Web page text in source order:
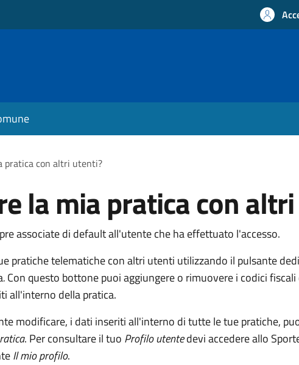
pratica con altri utenti?
la mia pratica con
associate di default all'utente che ha effettuato l'accesso.
pratiche telematiche con altri utenti utilizzando il pulsante
.Con questo bottone puoi aggiungere o rimuovere i codici
all'interno della pratica.
modificare, i dati inseriti all'interno di tutte le tue pratiche,
. Per consultare il tuo Profilo utentedevi accedere allo
Il mio profilo.